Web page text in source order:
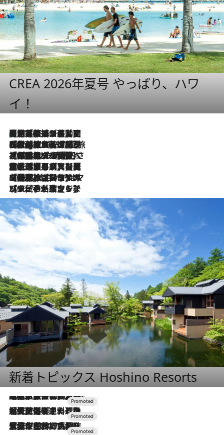
CREA 2026年夏号 やっぱり、ハワ
イ！
2026.8.5
【厳選旅コスメ】国内をあちこち移動する河井菜摘が選んだ夏旅ベストコスメ発表！「リラックスアイテムはマスト」【Mサイズジップ】
2026.8.4
【厳選旅コスメ】「紫外線＆乾燥対策しながらメイク感も！」ヘア＆メイクGeorgeが選んだ夏旅ベストコスメを発表！【Mサイズジップ】
2026.8.3
【厳選旅コスメ】「保湿もタイパ重視！」“サウナ好き”タレント清水みさとが愛用する夏旅ベストコスメを発表！【Mサイズジップ】
2026.8.2
【厳選旅コスメ】美容家・瀬戸麻実の夏旅ベストコスメを発表！「ストレスなく使えるクレンジング＆洗顔は必須」【Mサイズジップ】
2026.8.1
【厳選旅コスメ】「UV＆美白ケアはマスト！」フリーアナウンサー宇賀なつみの夏旅ベストコスメを発表！【Mサイズジップ】
2026.7.23
【リピート確定！】ハワイの名店ランチプレートとサンドイッチ、手が止まらない人気ドーナツ
新着トピックス Hoshino Resorts
2026.7.31
【ホテル帰省】という選択肢をOMOが提案。家族とほどよい距離を保つには「昼は実家、夜は気兼ねなくホテルで！」
2026.7.24
【夏限定ディナーコース】旬を迎える稚鮎や花ズッキーニなどをイタリア・トスカーナの郷土料理の手法で満喫！
2026.7.17
「土佐和ハーブかき氷」がOMO7高知に登場！生姜、山椒、大葉など目にも舌にも涼を呼ぶ郷土の味